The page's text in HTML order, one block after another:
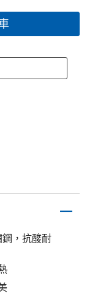
，抗酸耐